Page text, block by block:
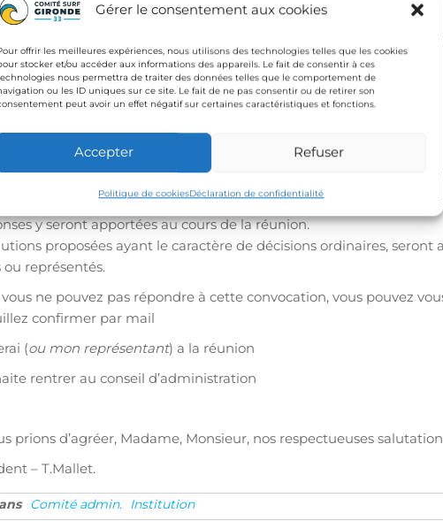
Gérer le consentement aux cookies
offrir les meilleures expériences, nous utilisons des technologies telles que les cookies
stocker et/ou accéder aux informations des appareils. Le fait de consentir à ces
nous permettra de traiter des données telles que le comportement de
ou les ID uniques sur ce site. Le fait de ne pas consentir ou de retirer son
peut avoir un effet négatif sur certaines caractéristiques et fonctions.
Accepter Refuser
Politique de cookiesDéclaration de confidentialité
Les points à l’ordre du jour de cette
la démission du président
le renouvellement du bureau
Questions diverses.
au bureau sont à pourvoir(toutes candidatures seront les
vous ne pouvez pas y assister, il vous est possible de poser
y seront apportées au cours de la réunion.
proposées ayant le caractère de décisions ordinaires,
ou représentés.
vous ne pouvez pas répondre à cette convocation, vous pouvez
confirmer par mail
(ou mon représentant) a la réunion
rentrer au conseil d’administration
prions d’agréer, Madame, Monsieur, nos respectueuses
– T.Mallet.
Comité admin. Institution